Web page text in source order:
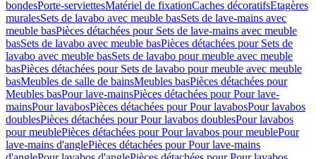
bondesPorte-serviettesMatériel de fixationCaches décoratifsEtagères
muralesSets de lavabo avec meuble basSets de lave-mains avec
meuble basPièces détachées pour Sets de lave-mains avec meuble
basSets de lavabo avec meuble basPièces détachées pour Sets de
lavabo avec meuble basSets de lavabo pour meuble avec meuble
basPièces détachées pour Sets de lavabo pour meuble avec meuble
basMeubles de salle de bainsMeubles basPièces détachées pour
Meubles basPour lave-mainsPièces détachées pour Pour lave-
mainsPour lavabosPièces détachées pour Pour lavabosPour lavabos
doublesPièces détachées pour Pour lavabos doublesPour lavabos
pour meublePièces détachées pour Pour lavabos pour meublePour
lave-mains d'anglePièces détachées pour Pour lave-mains